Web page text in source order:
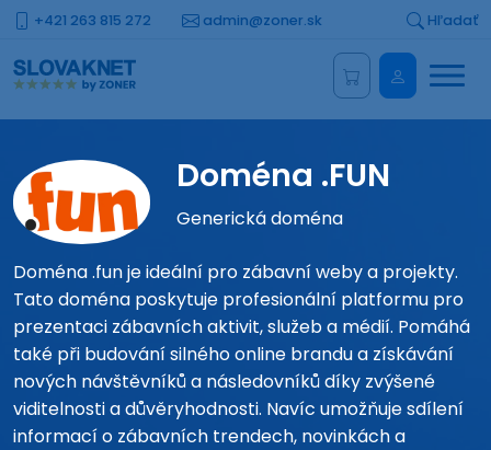
+421 263 815 272 admin@zoner.sk Hľadať
Menu
Doména .FUN
Generická doména
Doména .fun je ideální pro zábavní weby a projekty.
Tato doména poskytuje profesionální platformu pro
prezentaci zábavních aktivit, služeb a médií. Pomáhá
také při budování silného online brandu a získávání
nových návštěvníků a následovníků díky zvýšené
viditelnosti a důvěryhodnosti. Navíc umožňuje sdílení
informací o zábavních trendech, novinkách a